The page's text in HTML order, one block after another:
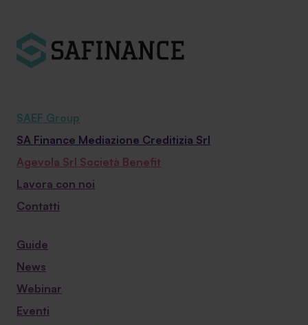
SAEF Group
SA Finance Mediazione Creditizia Srl
Agevola Srl Società Benefit
Lavora con noi
Contatti
Guide
News
Webinar
Eventi